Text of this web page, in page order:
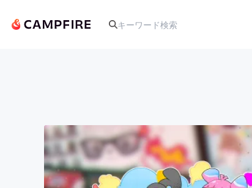
アート・写真
テクノロジー・ガジェット